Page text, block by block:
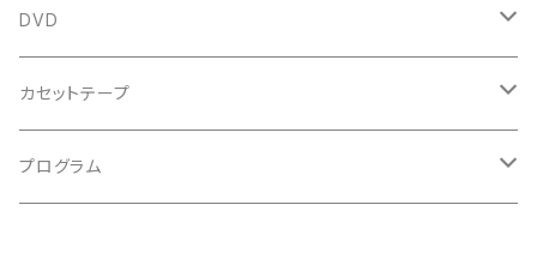
鍵盤用
スコア
古楽以外
トートバッグ
バロック
ルネサンス
DVD
古楽
古楽以外
カセットテープ
古楽
プログラム